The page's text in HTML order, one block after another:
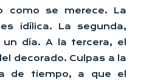
como se merece. La
idílica. La segunda,
día. A la tercera, el
decorado. Culpas a la
de tiempo, a que el